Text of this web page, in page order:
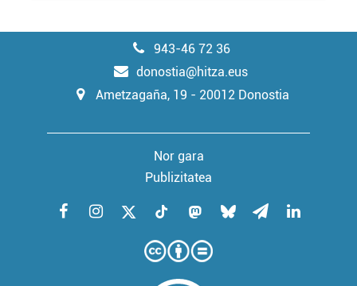
943-46 72 36
donostia@hitza.eus
Ametzagaña, 19 - 20012 Donostia
Nor gara
Publizitatea